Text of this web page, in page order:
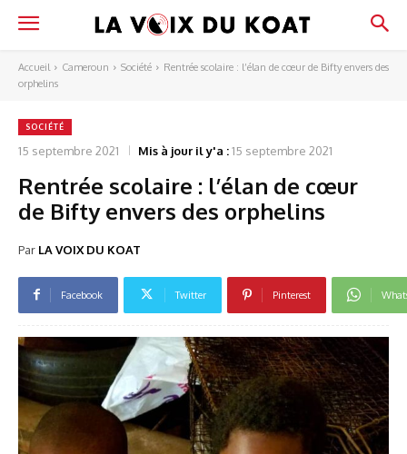
Accueil Cameroun Société
Rentrée scolaire : l’élan de cœur de Bifty envers des
orphelins
SOCIÉTÉ
15 septembre 2021 Mis à jour il y'a :15 septembre 2021
Rentrée scolaire : l’élan de cœur
de Bifty envers des orphelins
Par LA VOIX DU KOAT
Facebook Twitter Pinterest